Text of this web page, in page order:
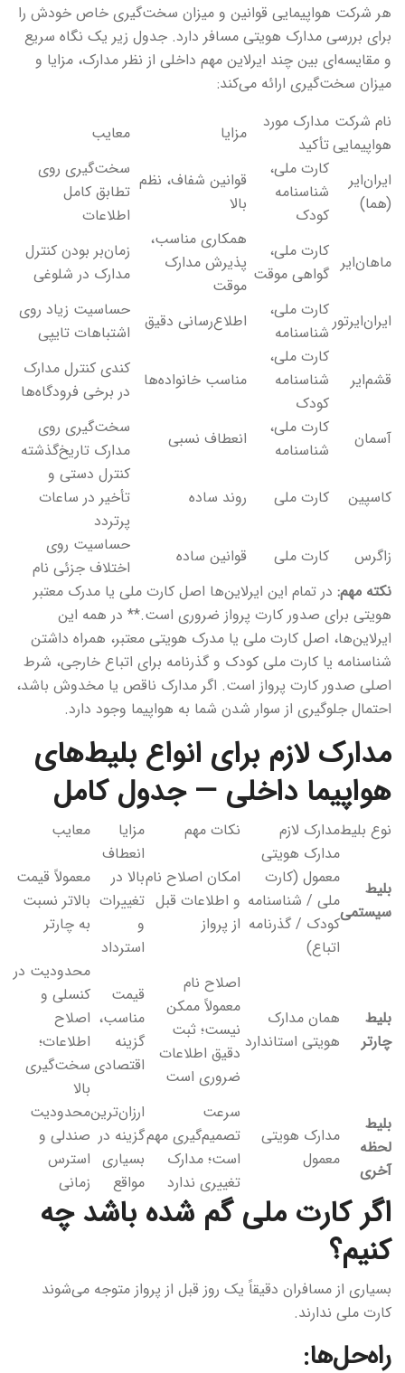
هر شرکت هواپیمایی قوانین و میزان سخت‌گیری خاص خودش را
برای بررسی مدارک هویتی مسافر دارد. جدول زیر یک نگاه سریع
و مقایسه‌ای بین چند ایرلاین مهم داخلی از نظر مدارک، مزایا و
میزان سخت‌گیری ارائه می‌کند:
نام شرکت
هواپیمایی
مدارک مورد
تأکید
مزایا معایب
ایران‌ایر
(هما)
کارت ملی،
شناسنامه
کودک
قوانین شفاف، نظم
بالا
سخت‌گیری روی
تطابق کامل
اطلاعات
ماهان‌ایر
کارت ملی،
گواهی موقت
همکاری مناسب،
پذیرش مدارک
موقت
زمان‌بر بودن کنترل
مدارک در شلوغی
ایران‌ایرتور
کارت ملی،
شناسنامه
اطلاع‌رسانی دقیق
حساسیت زیاد روی
اشتباهات تایپی
قشم‌ایر
کارت ملی،
شناسنامه
کودک
مناسب خانواده‌ها
کندی کنترل مدارک
در برخی فرودگاه‌ها
آسمان
کارت ملی،
شناسنامه
انعطاف نسبی
سخت‌گیری روی
مدارک تاریخ‌گذشته
کاسپین کارت ملی روند ساده
کنترل دستی و
تأخیر در ساعات
پرتردد
زاگرس
کارت ملی قوانین ساده
حساسیت روی
اختلاف جزئی نام
نکته مهم: در تمام این ایرلاین‌ها اصل کارت ملی یا مدرک معتبر
هویتی برای صدور کارت پرواز ضروری است.** در همه این
ایرلاین‌ها، اصل کارت ملی یا مدرک هویتی معتبر، همراه داشتن
شناسنامه یا کارت ملی کودک و گذرنامه برای اتباع خارجی، شرط
اصلی صدور کارت پرواز است. اگر مدارک ناقص یا مخدوش باشد،
احتمال جلوگیری از سوار شدن شما به هواپیما وجود دارد.
مدارک لازم برای انواع بلیط‌های
هواپیما داخلی — جدول کامل
نوع بلیطمدارک لازم نکات مهم مزایا معایب
بلیط
سیستمی
مدارک هویتی
معمول (کارت
ملی / شناسنامه
کودک / گذرنامه
اتباع)
امکان اصلاح نام
و اطلاعات قبل
از پرواز
انعطاف
بالا در
تغییرات
و
استرداد
معمولاً قیمت
بالاتر نسبت
به چارتر
بلیط
چارتر
همان مدارک
هویتی استاندارد
اصلاح نام
معمولاً ممکن
نیست؛ ثبت
دقیق اطلاعات
ضروری است
قیمت
مناسب،
گزینه
اقتصادی
محدودیت در
کنسلی و
اصلاح
اطلاعات؛
سخت‌گیری
بالا
بلیط
لحظه
آخری
مدارک هویتی
معمول
سرعت
تصمیم‌گیری مهم
است؛ مدارک
تغییری ندارد
ارزان‌ترین
گزینه در
بسیاری
مواقع
محدودیت
صندلی و
استرس
زمانی
اگر کارت ملی گم شده باشد چه
کنیم؟
بسیاری از مسافران دقیقاً یک روز قبل از پرواز متوجه می‌شوند
کارت ملی ندارند.
راه‌حل‌ها: